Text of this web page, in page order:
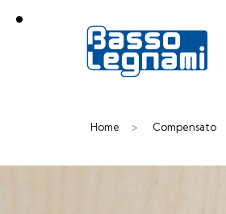
Home > Compensato